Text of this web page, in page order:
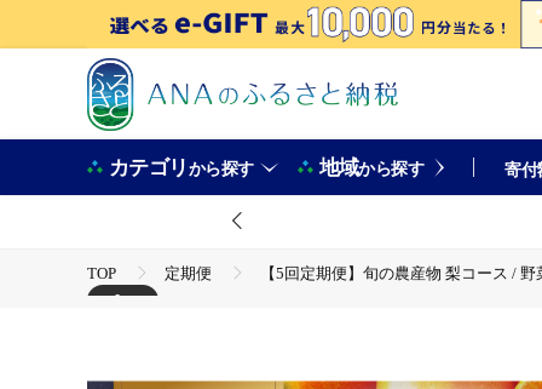
カテゴリから探す 地域から探す 寄付
TOP 定期便 【5回定期便】旬の農産物 梨コース /
+1